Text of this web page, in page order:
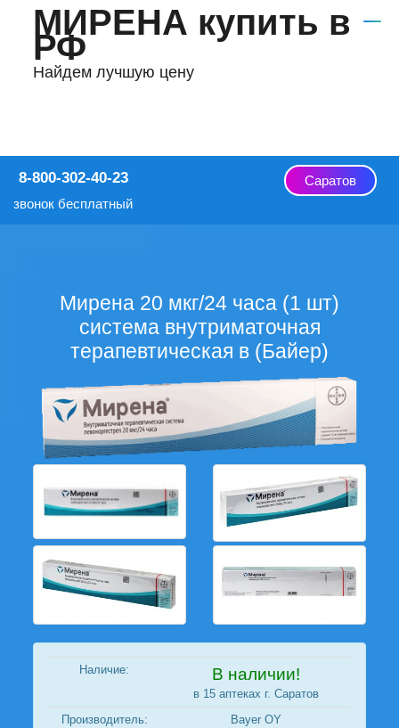
МИРЕНА купить в
РФ
Найдем лучшую цену
8-800-302-40-23
звонок бесплатный
Саратов
Мирена 20 мкг/24 часа (1 шт)
система внутриматочная
терапевтическая в (Байер)
Наличие: В наличии!
в 15 аптеках г. Саратов
Производитель:
Bayer OY